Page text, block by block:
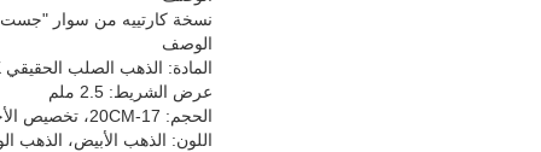
نسخة كارتييه من سوار "جست
الوصف
المادة: الذهب الصلب الحقيقي 18K
عرض الشريط: 2.5 ملم
الحجم: 17-20CM، تخصيص الأحجام الأخرى المتاحة
اللون: الذهب الأبيض، الذهب